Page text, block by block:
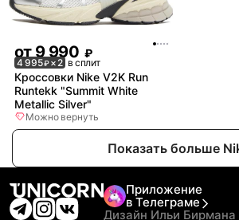
от9 990 ₽
4 995₽× 2 в сплит
Кроссовки Nike V2K Run
Runtekk "Summit White
Metallic Silver"
Можно вернуть
Показать больше
Приложение
в Телеграме
Дизайн Ильи Бирмана